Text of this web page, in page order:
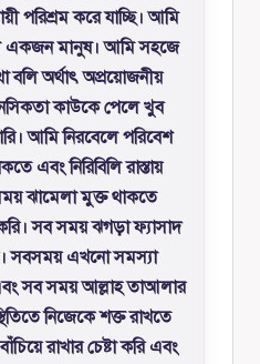
পরিশ্রম করে যাচ্ছি। আমি
একজন মানুষ। আমি সহজে
বলি অর্থাৎ অপ্রয়োজনীয়
কাউকে পেলে খুব
আমি নিরবেলে পরিবেশ
এবং নিরিবিলি রাস্তায়
ঝামেলা মুক্ত থাকতে
সব সময় ঝগড়া ফ্যাসাদ
সবসময় এখনো সমস্যা
এবং সব সময় আল্লাহ তাআলার
নিজেকে শক্ত রাখতে
রাখার চেষ্টা করি এবং